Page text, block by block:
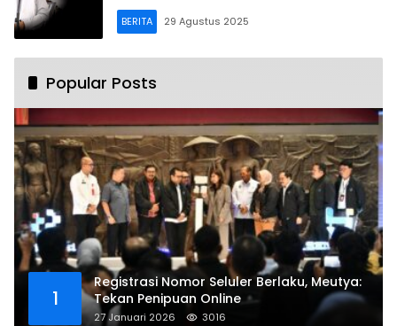
BERITA 29 Agustus 2025
Popular Posts
1
Registrasi Nomor Seluler Berlaku, Meutya:
Tekan Penipuan Online
27 Januari 2026 3016